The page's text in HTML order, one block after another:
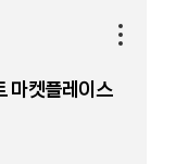
마켓플레이스